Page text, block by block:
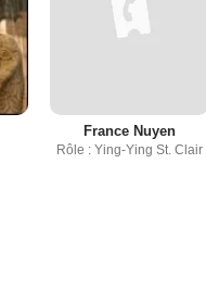
France Nuyen
Rôle : Ying-Ying St. Clair